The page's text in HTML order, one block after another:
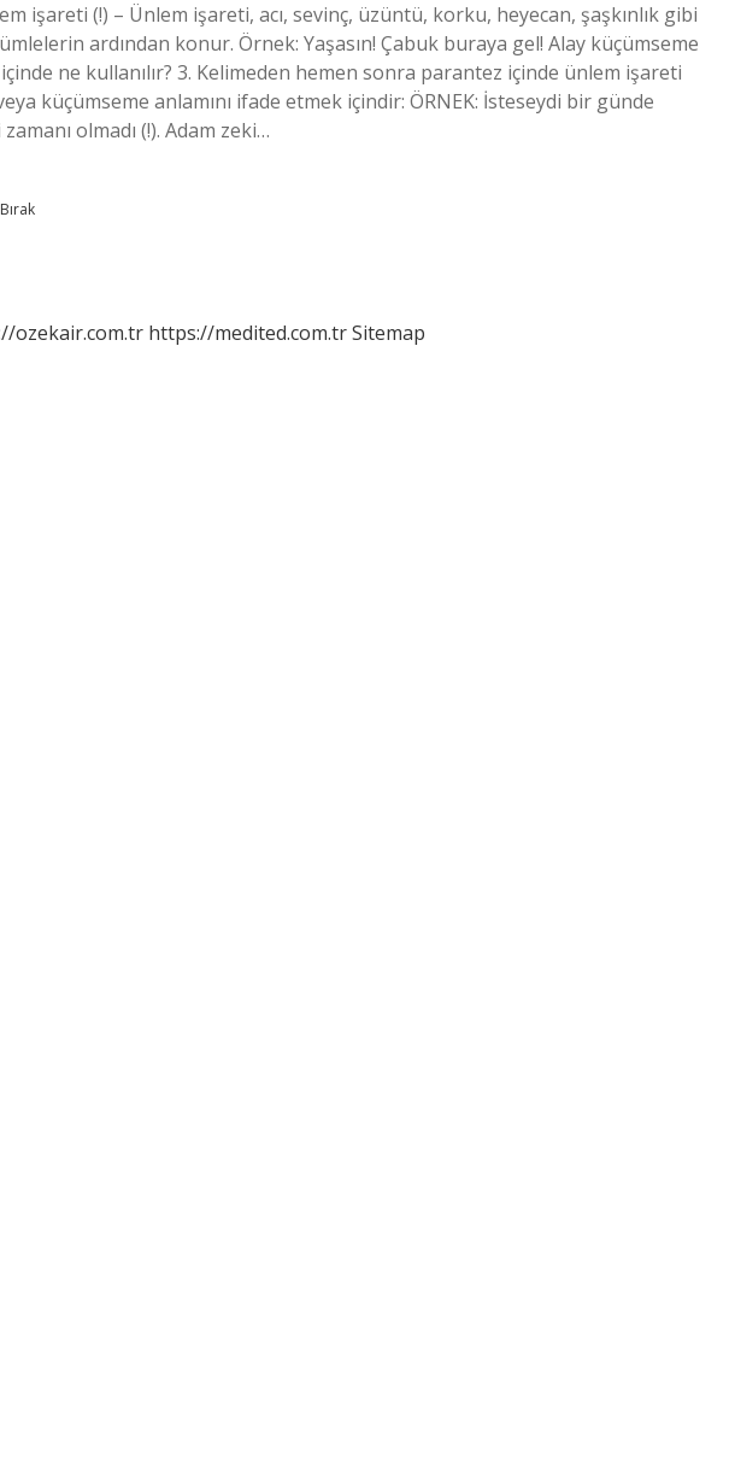
işareti (!) – Ünlem işareti, acı, sevinç, üzüntü, korku, heyecan, şaşkınlık gibi
ardından konur. Örnek: Yaşasın! Çabuk buraya gel! Alay küçümseme
ne kullanılır? 3. Kelimeden hemen sonra parantez içinde ünlem işareti
küçümseme anlamını ifade etmek içindir: ÖRNEK: İsteseydi bir günde
olmadı (!). Adam zeki…
ozekair.com.tr https://medited.com.trSitemap